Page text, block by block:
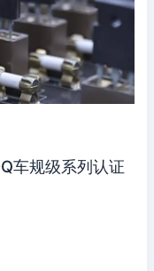
车规级系列认证